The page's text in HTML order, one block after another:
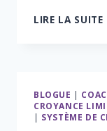
LIRE LA SUITE
BLOGUE |
CROYANCE
| SYSTÈME DE